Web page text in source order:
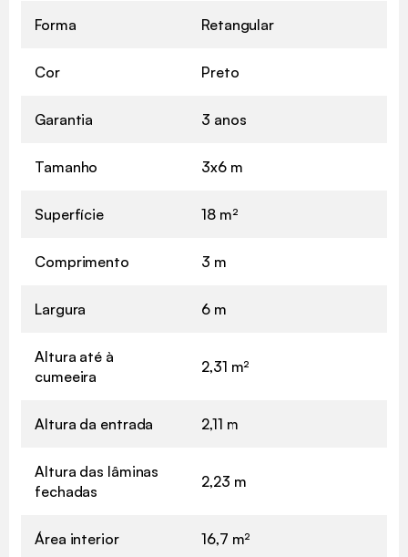
Forma Retangular
Cor Preto
Garantia 3 anos
Tamanho 3x6 m
Superfície 18 m²
Comprimento 3 m
Largura 6 m
Altura até à
cumeeira
2,31 m²
Altura da entrada 2,11 m
Altura das lâminas
fechadas
2,23 m
Área interior 16,7 m²